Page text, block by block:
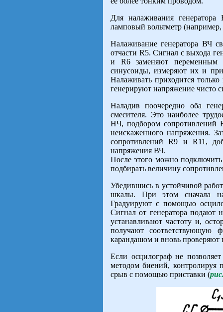
Для налаживания
ламповый вольтметр (например,
Налаживание генератора ВЧ
отчасти R5. Сигнал с выхода
и R6 заменяют переменным
синусоиды, измеряют их и
Налаживать приходится
генерируют напряжение чисто
Наладив поочередно оба
смесителя. Это наиболее
НЧ, подбором сопротивлений
неискаженного напряжения.
сопротивлений R9 и R11,
напряжения ВЧ.
После этого можно
подбирать величину
Убедившись в устойчивой
шкалы. При этом сначала
Градуируют с помощью
Сигнал от генератора
устанавливают частоту и,
получают соответствующую
карандашом и вновь проверяют
Если осцилограф не
методом биений,
срыв с помощью приставки (